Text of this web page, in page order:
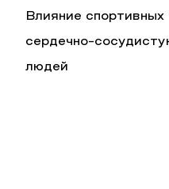
Влияние спортивных
сердечно-
людей